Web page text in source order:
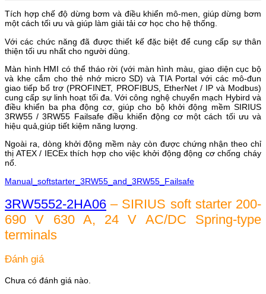
Tích hợp chế độ dừng bơm và điều khiển mô-men, giúp dừng bơm
một cách tối ưu và giúp làm giải tải cơ học cho hệ thống.
Với các chức năng đã được thiết kế đặc biệt để cung cấp sự thân
thiện tối ưu nhất cho người dùng.
Màn hình HMI có thể tháo rời (với màn hình màu, giao diện cục bộ
và khe cắm cho thẻ nhớ micro SD) và TIA Portal với các mô-đun
giao tiếp bổ trợ (PROFINET, PROFIBUS, EtherNet / IP và Modbus)
cung cấp sự linh hoạt tối đa. Với công nghệ chuyển mạch Hybird và
điều khiển ba pha động cơ, giúp cho bộ khởi động mềm SIRIUS
3RW55 / 3RW55 Failsafe điều khiển động cơ một cách tối ưu và
hiệu quả,giúp tiết kiệm năng lượng.
Ngoài ra, dòng khởi động mềm này còn được chứng nhận theo chỉ
thị ATEX / IECEx thích hợp cho việc khởi động động cơ chống cháy
nổ.
Manual_softstarter_3RW55_and_3RW55_Failsafe
3RW5552-2HA06 – SIRIUS soft starter 200-
690 V 630 A, 24 V AC/DC Spring-type
terminals
Đánh giá
Chưa có đánh giá nào.